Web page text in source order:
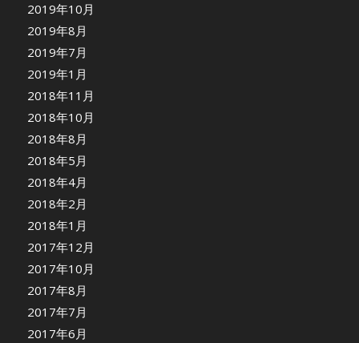
2019年10月
2019年8月
2019年7月
2019年1月
2018年11月
2018年10月
2018年8月
2018年5月
2018年4月
2018年2月
2018年1月
2017年12月
2017年10月
2017年8月
2017年7月
2017年6月